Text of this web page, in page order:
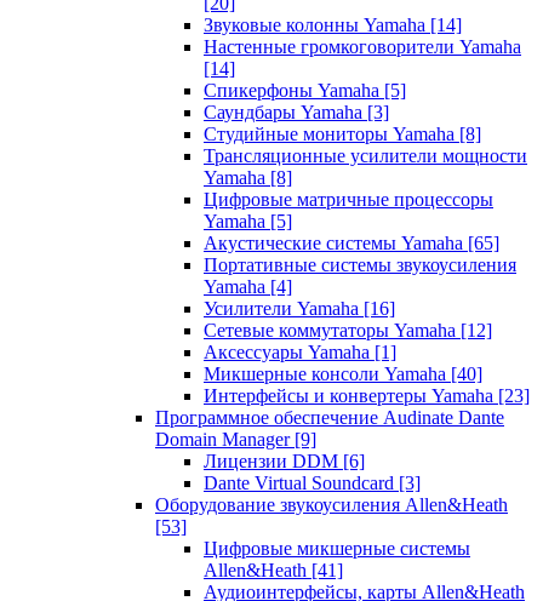
Звуковые колонны Yamaha [14]
Настенные громкоговорители Yamaha
[14]
Спикерфоны Yamaha [5]
Саундбары Yamaha [3]
Студийные мониторы Yamaha [8]
Трансляционные усилители мощности
Yamaha [8]
Цифровые матричные процессоры
Yamaha [5]
Акустические системы Yamaha [65]
Портативные системы звукоусиления
Yamaha [4]
Усилители Yamaha [16]
Сетевые коммутаторы Yamaha [12]
Аксессуары Yamaha [1]
Микшерные консоли Yamaha [40]
Интерфейсы и конвертеры Yamaha [23]
Программное обеспечение Audinate Dante
Domain Manager [9]
Лицензии DDM [6]
Dante Virtual Soundcard [3]
Оборудование звукоусиления Allen&Heath
[53]
Цифровые микшерные системы
Allen&Heath [41]
Аудиоинтерфейсы, карты Allen&Heath